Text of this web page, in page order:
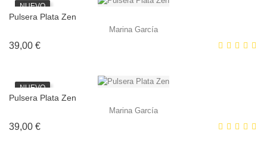
NUEVO
Pulsera Plata Zen
Marina García
39,00 €Precio
NUEVO
Pulsera Plata Zen
Marina García
39,00 €Precio